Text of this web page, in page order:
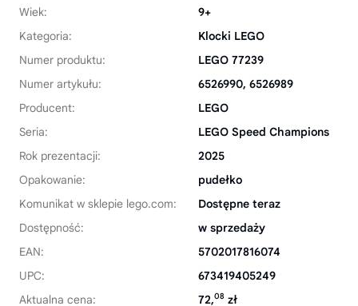
Wiek:
9+
Kategoria:
Klocki LEGO
Numer produktu:
LEGO 77239
Numer artykułu:
6526990, 6526989
Producent:
LEGO
Seria:
LEGO Speed Champions
Rok prezentacji:
2025
Opakowanie:
pudełko
Komunikat w sklepie lego.com:
Dostępne teraz
Dostępność:
w sprzedaży
EAN:
5702017816074
UPC:
673419405249
Aktualna cena:
72,08 zł